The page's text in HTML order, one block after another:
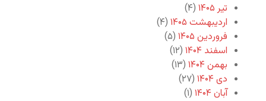
تیر ۱۴۰۵
(۴)
اردیبهشت ۱۴۰۵
(۴)
فروردین ۱۴۰۵
(۵)
اسفند ۱۴۰۴
(۱۲)
بهمن ۱۴۰۴
(۱۳)
دی ۱۴۰۴
(۲۷)
آبان ۱۴۰۴
(۱)